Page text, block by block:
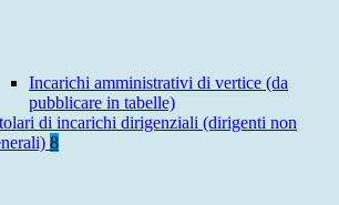
Incarichi amministrativi di vertice (da
pubblicare in tabelle)
di incarichi dirigenziali (dirigenti non
8